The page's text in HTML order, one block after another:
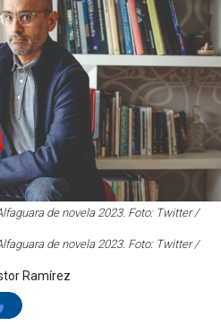
de novela 2023. Foto: Twitter /
de novela 2023. Foto: Twitter /
Ramírez